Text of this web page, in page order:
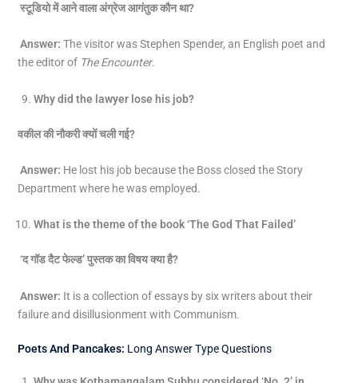
स्टूडियो में आने वाला अंग्रेज आगंतुक कौन था?
Answer: The visitor was Stephen Spender, an English poet and
the editor of The Encounter.
Why did the lawyer lose his job?
वकील की नौकरी क्यों चली गई?
Answer: He lost his job because the Boss closed the Story
Department where he was employed.
What is the theme of the book ‘The God That Failed’
‘द गॉड दैट फेल्ड’ पुस्तक का विषय क्या है?
Answer: It is a collection of essays by six writers about their
failure and disillusionment with Communism.
Poets And Pancakes: Long Answer Type Questions